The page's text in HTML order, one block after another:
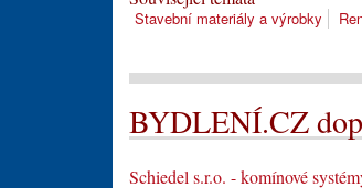
Stavební materiály a výrobky
BYDLENÍ.CZ
Schiedel s.r.o. - komínové